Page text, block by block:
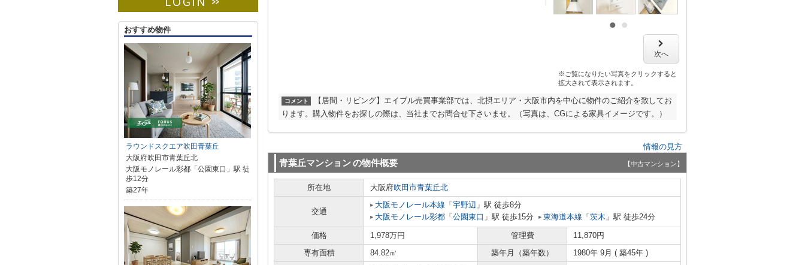
次へ
※ご覧になりたい写真をクリックすると
拡大されて表示されます。
コメント
【居間・リビング】エイブル売買事業部では、北摂エリア・大阪市内を中心に物件のご紹介を致してお
ります。購入物件をお探しの際は、当社までお問合せ下さいませ。（写真は、CGによる家具イメージです。）
情報の見方
青葉丘マンションの物件概要 【中古マンション】
所在地 大阪府吹田市青葉丘北
交通
大阪モノレール本線 「 宇野辺 」駅 徒歩8分
大阪モノレール彩都 「 公園東口 」駅 徒歩15分 東海道本線 「 茨木 」駅 徒歩24分
価格 1,978万円 管理費
11,870円
専有面積
84.82㎡ 築年月（築年数） 1980年 9月 ( 築45年 )
おすすめ物件
ラウンドスクエア吹田青葉丘
大阪府吹田市青葉丘北
大阪モノレール彩都「公園東口」駅 徒
歩12分
築27年